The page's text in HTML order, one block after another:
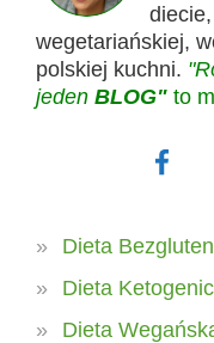
wegetariańskiej,
polskiej kuchni.
jeden BLOG" to
Dieta
Dieta
Dieta